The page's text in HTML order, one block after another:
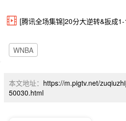
[腾讯全场集锦]20分大逆转&扳成1-1！萨巴
WNBA
本文地址： https://m.pigtv.net/
50030.html